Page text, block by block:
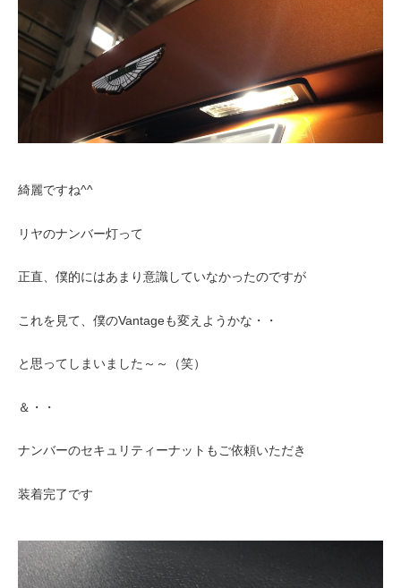
綺麗ですね^^
リヤのナンバー灯って
正直、僕的にはあまり意識していなかったのですが
これを見て、僕のVantageも変えようかな・・
と思ってしまいました～～（笑）
＆・・
ナンバーのセキュリティーナットもご依頼いただき
装着完了です